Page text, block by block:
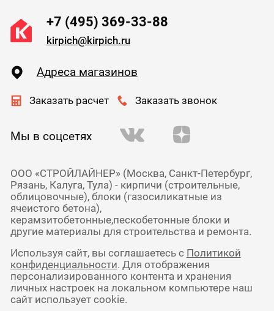
+7 (495) 369-33-88
kirpich@kirpich.ru
Адреса магазинов
Заказать расчет Заказать звонок
Мы в соцсетях
ООО «СТРОЙЛАЙНЕР» (Москва, Санкт-Петербург,
Рязань, Калуга, Тула) - кирпичи (строительные,
облицовочные), блоки (газосиликатные из
ячеистого бетона),
керамзитобетонные,пескобетонные блоки и
другие материалы для строительства и ремонта.
Используя сайт, вы соглашаетесь с Политикой
конфиденциальности. Для отображения
персонализированного контента и хранения
личных настроек на локальном компьютере наш
сайт использует cookie.